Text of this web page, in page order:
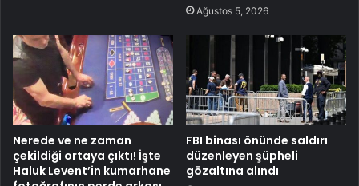
Ağustos 5, 2026
Nerede ve ne zaman
çekildiği ortaya çıktı! İşte
Haluk Levent’in kumarhane
FBI binası önünde saldırı
düzenleyen şüpheli
gözaltına alındı